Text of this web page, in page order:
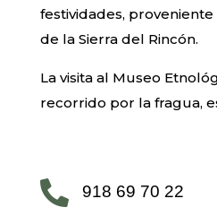
festividades,
de la Sierra del Rincón.
La visita al Museo
recorrido por la fragua,
 918 69 70 22